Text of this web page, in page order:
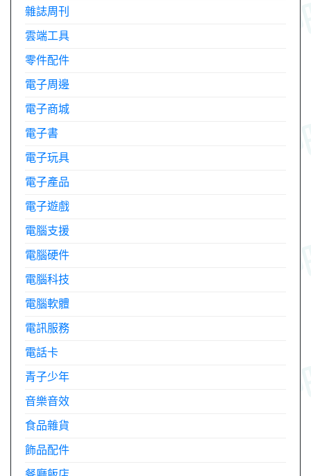
雜誌周刊
雲端工具
零件配件
電子周邊
電子商城
電子書
電子玩具
電子產品
電子遊戲
電腦支援
電腦硬件
電腦科技
電腦軟體
電訊服務
電話卡
青子少年
音樂音效
食品雜貨
飾品配件